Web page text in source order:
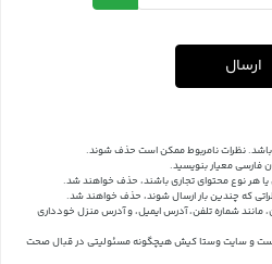
ارسال
باشد. نظرات نامربوط ممکن است حذف شوند.
فارسی معیار بنویسید.
یا هر نوع محتوای تجاری باشند، حذف خواهند شد.
که چندین بار ارسال شوند، حذف خواهند شد.
مانند شماره تلفن، آدرس ایمیل، و آدرس منزل خودداری
است و سایت وستا کیش هیچگونه مسئولیتی در قبال صحت